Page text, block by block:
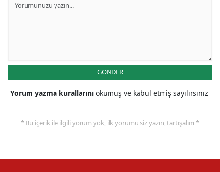
GÖNDER
Yorum yazma kurallarını okumuş ve kabul etmiş sayılırsınız
* Bu içerik ile ilgili yorum yok, ilk yorumu siz yazın, tartışalım *